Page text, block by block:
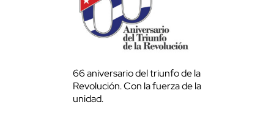
66 aniversario del triunfo de la
Revolución. Con la fuerza de la
unidad.